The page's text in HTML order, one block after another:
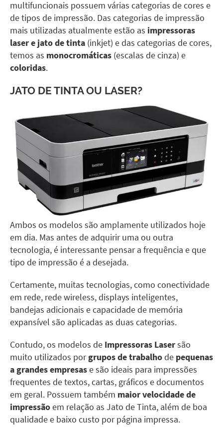
multifuncionais possuem várias categorias de cores e
de tipos de impressão. Das categorias de impressão
mais utilizadas atualmente estão as impressoras
laser e jato de tinta (inkjet) e das categorias de cores,
temos as monocromáticas (escalas de cinza) e
coloridas.
JATO DE TINTA OU LASER?
Ambos os modelos são amplamente utilizados hoje
em dia. Mas antes de adquirir uma ou outra
tecnologia, é interessante pensar a frequência e que
tipo de impressão é a desejada.
Certamente, muitas tecnologias, como conectividade
em rede, rede wireless, displays inteligentes,
bandejas adicionais e capacidade de memória
expansível são aplicadas as duas categorias.
Contudo, os modelos de Impressoras Lasersão
muito utilizados porgrupos de trabalhode pequenas
a grandes empresase são ideais para impressões
frequentes de textos, cartas, gráficos e documentos
em geral. Possuem também maior velocidade de
impressãoem relação as Jato de Tinta, além de boa
qualidade e baixo custo por página impressa.